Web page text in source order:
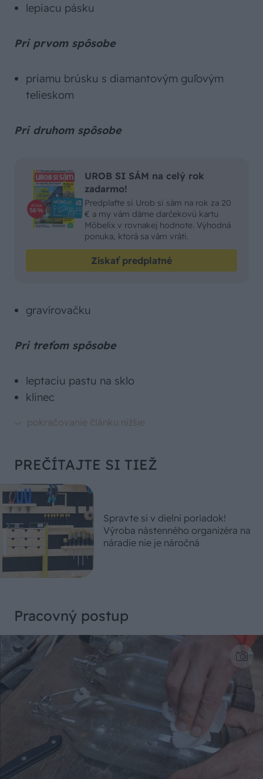
lepiacu pásku
Pri prvom spôsobe
priamu brúsku s diamantovým guľovým
telieskom
Pri druhom spôsobe
UROB SI SÁM na celý rok
zadarmo!
Predplaťte si Urob si sám na rok za 20
€ a my vám dáme darčekovú kartu
Möbelix v rovnakej hodnote. Výhodná
ponuka, ktorá sa vám vráti.
Získať predplatné
gravírovačku
Pri treťom spôsobe
leptaciu pastu na sklo
klinec
PREČÍTAJTE SI TIEŽ
Spravte si v dielni poriadok!
Výroba nástenného organizéra na
náradie nie je náročná
Pracovný postup